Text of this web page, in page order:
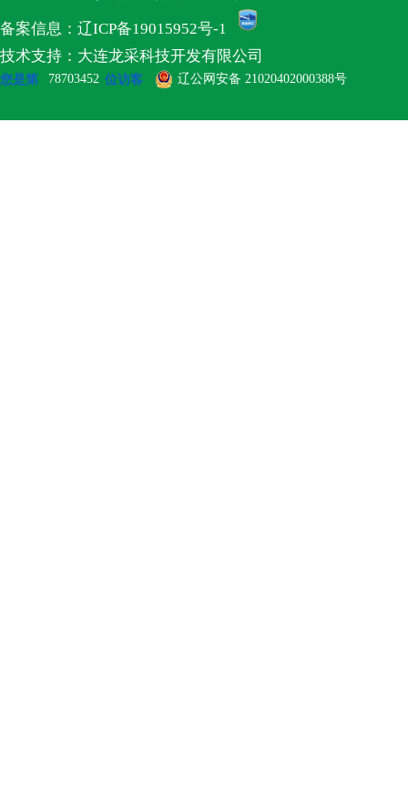
备案信息：辽ICP备19015952号-1
技术支持：大连龙采科技开发有限公司
您是第 78703452 位访客 辽公网安备 21020402000388号